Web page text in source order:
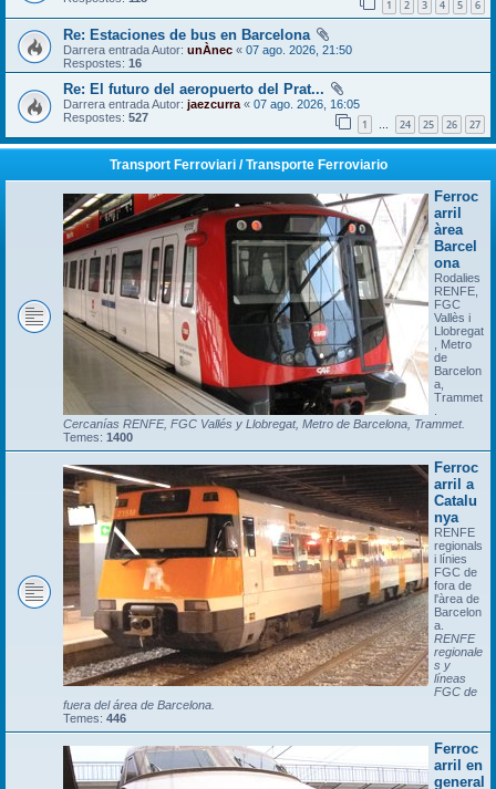
1 2 3 4 5 6
Re: Estaciones de bus en Barcelona
Darrera entrada Autor: unÀnec « 07 ago. 2026, 21:50
Respostes: 16
Re: El futuro del aeropuerto del Prat...
Darrera entrada Autor: jaezcurra « 07 ago. 2026, 16:05
Respostes: 527 1 … 24 25 26 27
Transport Ferroviari / Transporte Ferroviario
Ferroc
arril
àrea
Barcel
ona
Rodalies
RENFE,
FGC
Vallès i
Llobregat
, Metro
de
Barcelon
a,
Trammet
Cercanías RENFE, FGC Vallés y Llobregat, Metro de Barcelona, Trammet.
Temes: 1400
Ferroc
arril a
Catalu
nya
RENFE
regionals
i línies
FGC de
fora de
l'àrea de
Barcelon
a.
RENFE
regionale
s y
líneas
FGC de
fuera del área de Barcelona.
Temes: 446
Ferroc
arril en
general